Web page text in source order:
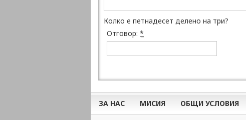
Колко е петнадесет делено на три?
Отговор: *
ЗА НАС МИСИЯ ОБЩИ УСЛОВИЯ